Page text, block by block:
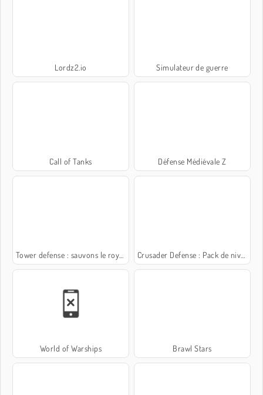
Lordz2.io Simulateur de guerre
Call of Tanks Défense Médiévale Z
Tower defense : sauvons le royaume Crusader Defense : Pack de niveaux 2
World of Warships Brawl Stars